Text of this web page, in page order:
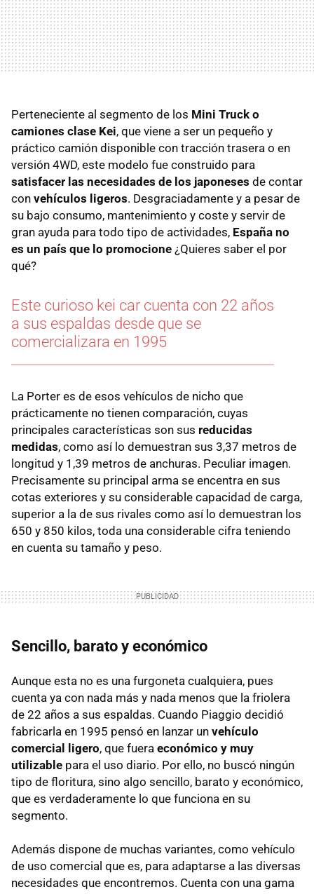
Perteneciente al segmento de los Mini Truck o
camiones clase Kei, que viene a ser un pequeño y
práctico camión disponible con tracción trasera o en
versión 4WD, este modelo fue construido para
satisfacer las necesidades de los japoneses de contar
con vehículos ligeros. Desgraciadamente y a pesar de
su bajo consumo, mantenimiento y coste y servir de
gran ayuda para todo tipo de actividades, España no
es un país que lo promocione ¿Quieres saber el por
qué?
Este curioso kei car cuenta con 22 años
a sus espaldas desde que se
comercializara en 1995
La Porter es de esos vehículos de nicho que
prácticamente no tienen comparación, cuyas
principales características son sus reducidas
medidas, como así lo demuestran sus 3,37 metros de
longitud y 1,39 metros de anchuras. Peculiar imagen.
Precisamente su principal arma se encentra en sus
cotas exteriores y su considerable capacidad de carga,
superior a la de sus rivales como así lo demuestran los
650 y 850 kilos, toda una considerable cifra teniendo
en cuenta su tamaño y peso.
Sencillo, barato y económico
Aunque esta no es una furgoneta cualquiera, pues
cuenta ya con nada más y nada menos que la friolera
de 22 años a sus espaldas. Cuando Piaggio decidió
fabricarla en 1995 pensó en lanzar un vehículo
comercial ligero, que fuera económico y muy
utilizable para el uso diario. Por ello, no buscó ningún
tipo de floritura, sino algo sencillo, barato y económico,
que es verdaderamente lo que funciona en su
segmento.
Además dispone de muchas variantes, como vehículo
de uso comercial que es, para adaptarse a las diversas
necesidades que encontremos. Cuenta con una gama